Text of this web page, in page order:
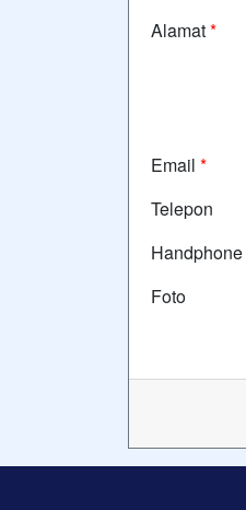
Alamat*
Email *
Telepon
Handphone
Foto